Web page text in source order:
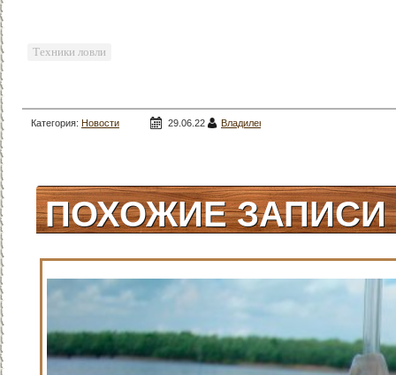
Техники ловли
Категория: Новости
Рыбалка/Полезные
советы /Чехонь/Жерех /
Окунь/Способы ловли
29.06.22 Владилена
ПОХОЖИЕ ЗАПИСИ